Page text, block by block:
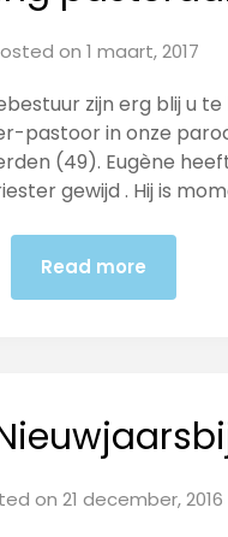
on 1 maart, 2017
zijn erg blij u
pastoor in onze
(49). Eugène
gewijd . Hij is
Read more
on 21 december, 2016